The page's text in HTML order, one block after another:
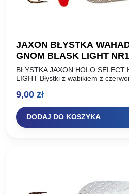
JAXON BŁYSTKA
GNOM BLASK LIGHT NR1
BŁYSTKA JAXON HOLO SELECT
LIGHT Błystki z wabikiem z
9,00 zł
DODAJ DO KOSZYKA